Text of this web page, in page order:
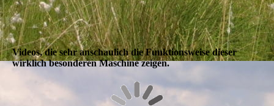
Videos, die sehr anschaulich die Funktionsweise dieser
wirklich besonderen Maschine zeigen.